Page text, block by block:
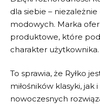
dla siebie –
modowych. Marka
produktowe, które
charakter użytkownika.
To sprawia, że Ryłko
miłośników klasyki, jak
nowoczesnych